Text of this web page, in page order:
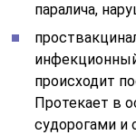
паралича,
происходит
Протекает в
судорогами и